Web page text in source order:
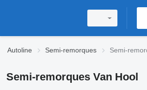
Autoline Semi-remorques Semi-
Semi-remorques Van Hool